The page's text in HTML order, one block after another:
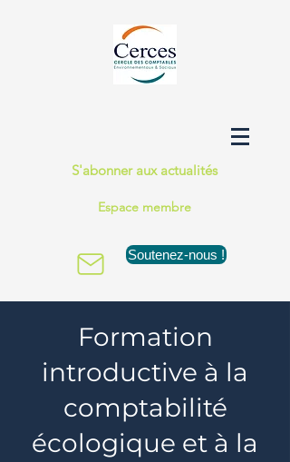
S'abonner aux actualités
Espace membre
Soutenez-nous !
Formation
introductive à la
comptabilité
écologique et à la